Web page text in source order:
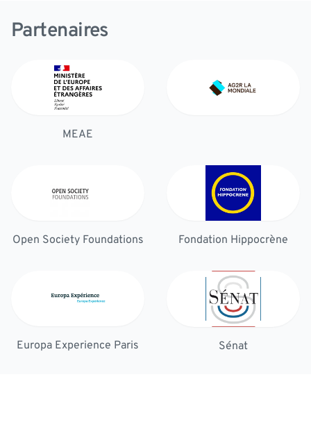
Partenaires
MEAE
Open Society Foundations Fondation Hippocrène
Europa Experience Paris Sénat